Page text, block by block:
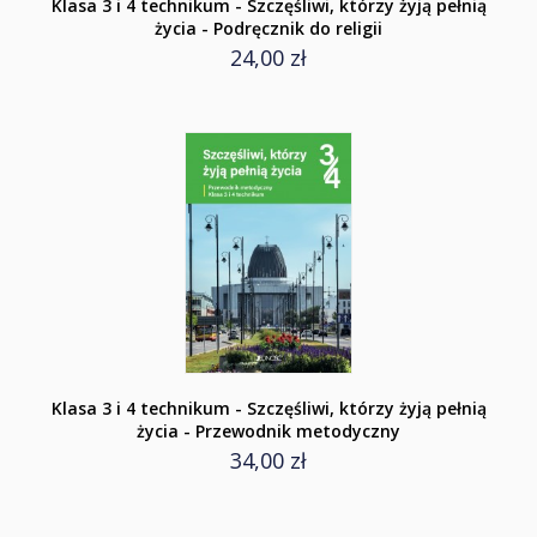
Klasa 3 i 4 technikum - Szczęśliwi, którzy żyją pełnią
życia - Podręcznik do religii
24,00 zł
Klasa 3 i 4 technikum - Szczęśliwi, którzy żyją pełnią
życia - Przewodnik metodyczny
34,00 zł